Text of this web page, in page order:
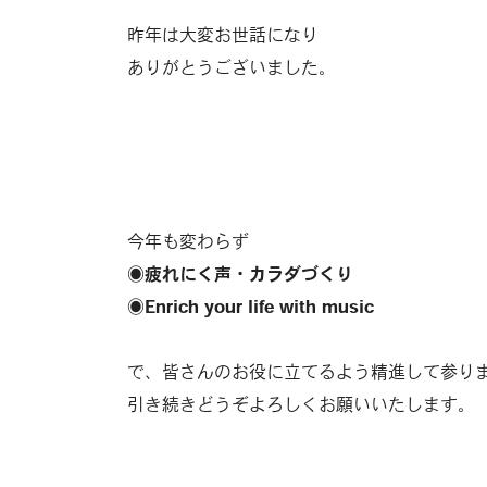
昨年は大変お世話になり
ありがとうございました。
今年も変わらず
◉疲れにく声・カラダづくり
◉Enrich your life with music
で、皆さんのお役に立てるよう精進して参り
引き続きどうぞよろしくお願いいたします。